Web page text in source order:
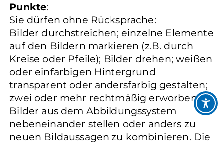
Punkte:
Sie dürfen ohne Rücksprache:
Bilder durchstreichen; einzelne Elemente
auf den Bildern markieren (z.B. durch
Kreise oder Pfeile); Bilder drehen; weißen
oder einfarbigen Hintergrund
transparent oder andersfarbig gestalten;
zwei oder mehr rechtmäßig erworbene
Bilder aus dem Abbildungssystem
nebeneinander stellen oder anders zu
neuen Bildaussagen zu kombinieren. Die